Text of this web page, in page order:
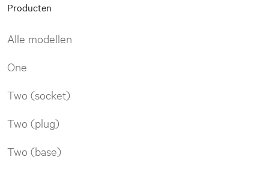
Producten
Alle modellen
One
Two (socket)
Two (plug)
Two (base)